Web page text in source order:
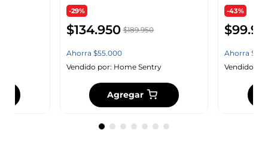
-29%
$134.950 $189.950
Ahorra $55.000
Vendido por: Home Sentry
Agregar
-43%
$99.
Ahorra$
Vendido